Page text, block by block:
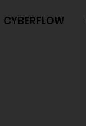
CYBERFLOW